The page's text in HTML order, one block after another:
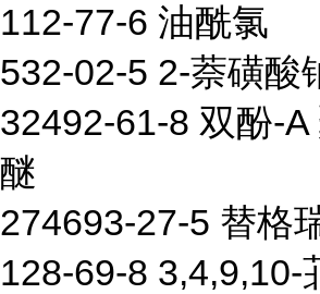
112-77-6 油酰氯
532-02-5 2-萘磺酸
32492-61-8 双酚-A
醚
274693-27-5 替格
128-69-8 3,4,9,10-